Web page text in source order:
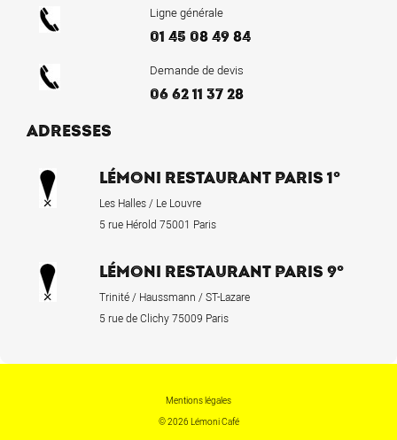
Ligne générale
01 45 08 49 84
Demande de devis
06 62 11 37 28
ADRESSES
LÉMONI RESTAURANT PARIS 1°
Les Halles / Le Louvre
5 rue Hérold 75001 Paris
LÉMONI RESTAURANT PARIS 9°
Trinité / Haussmann / ST-Lazare
5 rue de Clichy 75009 Paris
Mentions légales
© 2026 Lémoni Café